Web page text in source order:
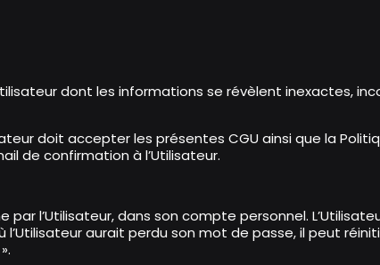
dont les informations se révèlent inexactes,
doit accepter les présentes CGU ainsi que la
de confirmation à l’Utilisateur.
l’Utilisateur, dans son compte personnel.
aurait perdu son mot de passe, il peut
».